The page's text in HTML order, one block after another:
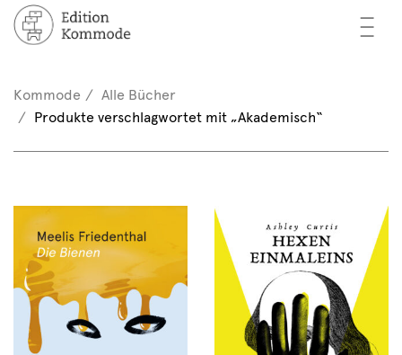
—
—
—
/ Registrieren
(0)
Kommode
Alle Bücher
Produkte verschlagwortet mit „Akademisch“